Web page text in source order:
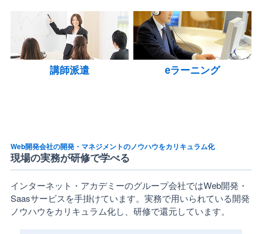
講師派遣 eラーニング
Web開発会社の開発・マネジメントのノウハウをカリキュラム化
現場の実務が研修で学べる
インターネット・アカデミーのグループ会社ではWeb開発・
Saasサービスを手掛けています。実務で用いられている開発
ノウハウをカリキュラム化し、研修で還元しています。